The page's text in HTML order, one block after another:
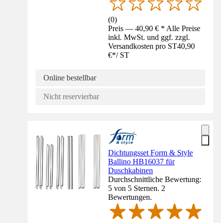
(0)
Preis — 40,90 € * Alle Preise
inkl. MwSt. und ggf. zzgl.
Versandkosten pro ST40,90
€*/ ST
Online bestellbar
Nicht reservierbar
Dichtungsset Form & Style
Ballino HB16037 für
Duschkabinen
Durchschnittliche Bewertung:
5 von 5 Sternen. 2
Bewertungen.